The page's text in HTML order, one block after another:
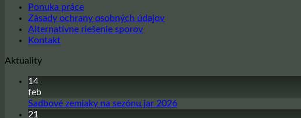
Ponuka práce
Zásady ochrany osobných údajov
Alternatívne riešenie sporov
Kontakt
Aktuality
14
feb
Sadbové zemiaky na sezónu jar 2026Žiadne
21